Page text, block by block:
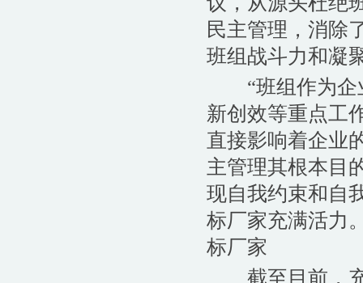
民主管理，消除
班组战斗力和凝
“班组作为企
新创效等重点工
直接影响着企业
主管理其根本目
现自我约束和自
标厂家充满活力
标厂家
截至目前，充